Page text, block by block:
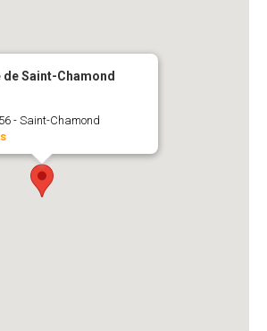
de Saint-Chamond
- Saint-Chamond